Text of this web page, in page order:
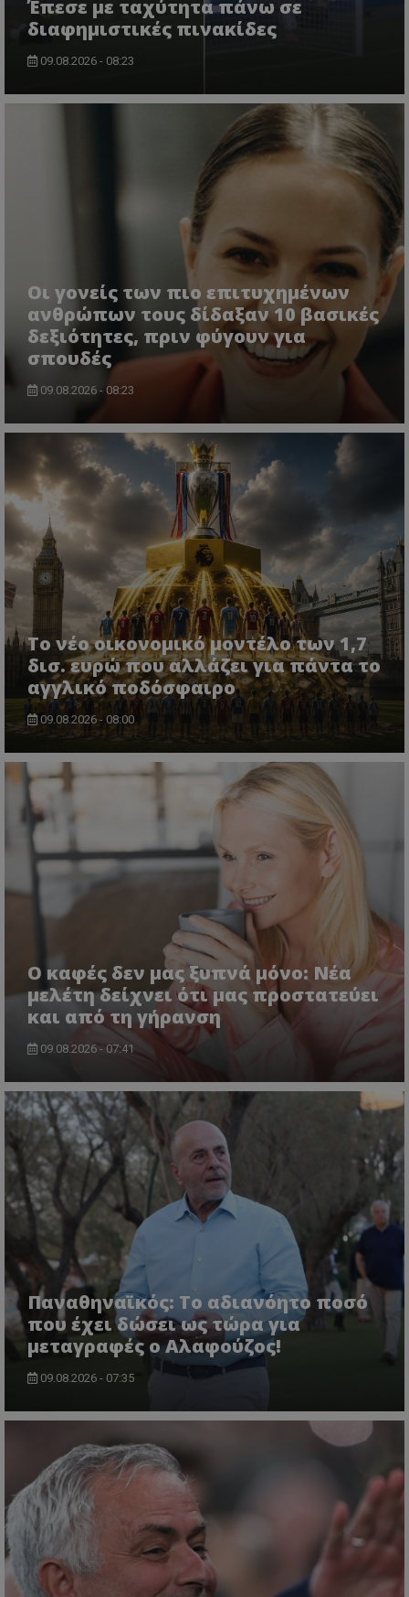
Έπεσε με ταχύτητα πάνω σε
διαφημιστικές πινακίδες
09.08.2026 - 08:23
Οι γονείς των πιο επιτυχημένων
ανθρώπων τους δίδαξαν 10 βασικές
δεξιότητες, πριν φύγουν για
σπουδές
09.08.2026 - 08:23
Το νέο οικονομικό μοντέλο των 1,7
δισ. ευρώ που αλλάζει για πάντα το
αγγλικό ποδόσφαιρο
09.08.2026 - 08:00
Ο καφές δεν μας ξυπνά μόνο: Νέα
μελέτη δείχνει ότι μας προστατεύει
και από τη γήρανση
09.08.2026 - 07:41
Παναθηναϊκός: Το αδιανόητο ποσό
που έχει δώσει ως τώρα για
μεταγραφές ο Αλαφούζος!
09.08.2026 - 07:35